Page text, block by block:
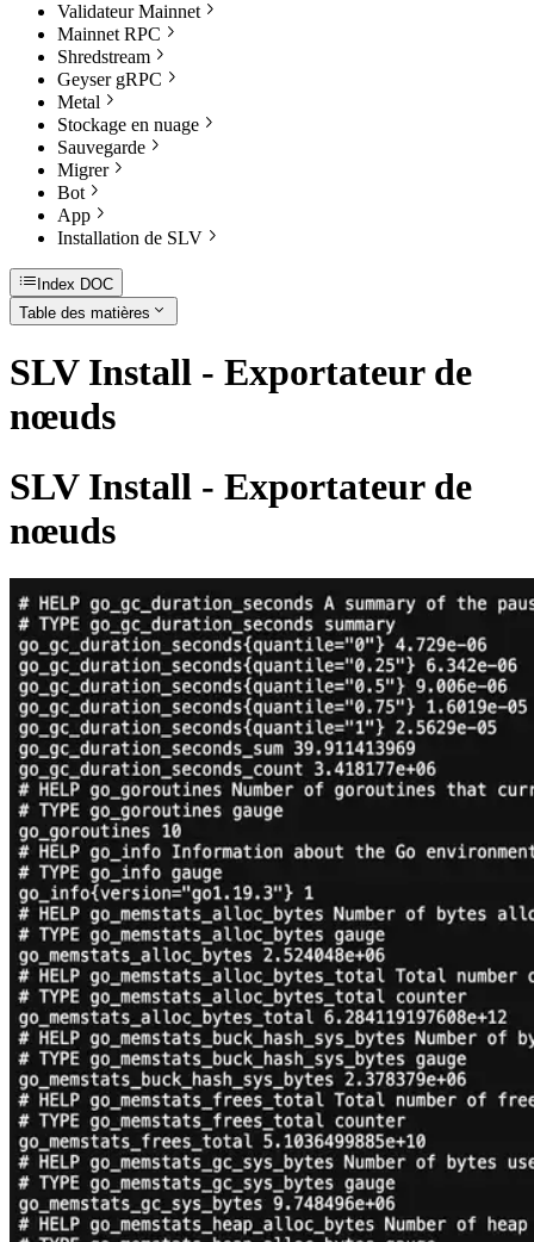
Validateur Mainnet
Mainnet RPC
Shredstream
Geyser gRPC
Metal
Stockage en nuage
Sauvegarde
Migrer
Bot
App
Installation de SLV
Index DOC
Table des matières
SLV Install - Exportateur de
nœuds
SLV Install - Exportateur de
nœuds